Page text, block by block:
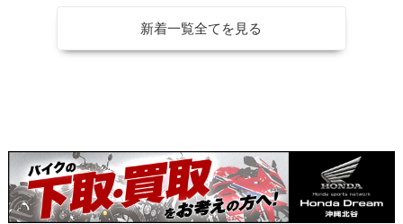
新着一覧全てを見る